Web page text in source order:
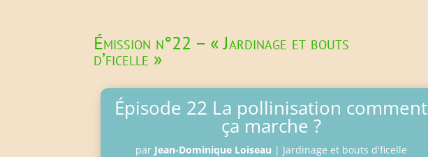
Émission n°22 – « Jardinage et bouts
d’ficelle »
Épisode 22 La pollinisation comment
ça marche ?
par Jean-Dominique Loiseau | Jardinage et bouts d'ficelle